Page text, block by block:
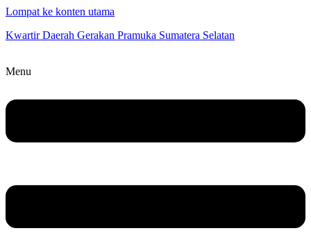
Lompat ke konten utama
Kwartir Daerah Gerakan Pramuka Sumatera Selatan
Menu